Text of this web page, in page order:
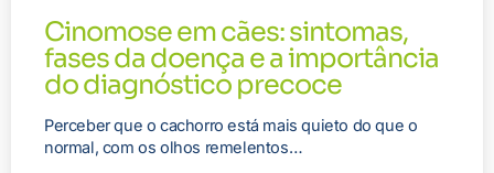
Cinomose em cães: sintomas,
fases da doença e a importância
do diagnóstico precoce
Perceber que o cachorro está mais quieto do que o
normal, com os olhos remelentos…